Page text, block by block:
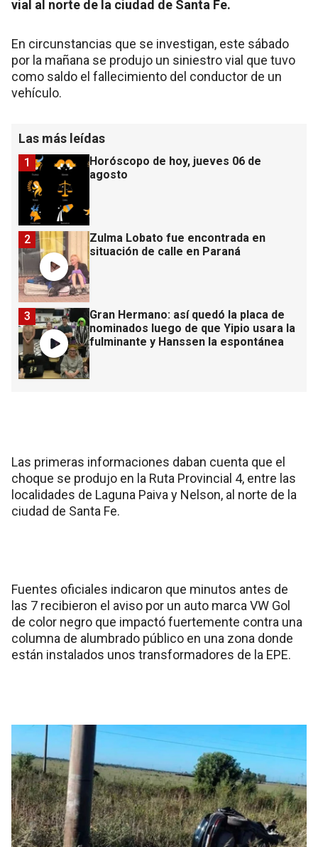
vial al norte de la ciudad de Santa Fe.
En circunstancias que se investigan, este sábado
por la mañana se produjo un siniestro vial que tuvo
como saldo el fallecimiento del conductor de un
vehículo.
Las más leídas
Horóscopo de hoy, jueves 06 de
agosto
1
Zulma Lobato fue encontrada en
situación de calle en Paraná
2
Gran Hermano: así quedó la placa de
nominados luego de que Yipio usara la
fulminante y Hanssen la espontánea
3
Las primeras informaciones daban cuenta que el
choque se produjo en la Ruta Provincial 4, entre las
localidades de Laguna Paiva y Nelson, al norte de la
ciudad de Santa Fe.
Fuentes oficiales indicaron que minutos antes de
las 7 recibieron el aviso por un auto marca VW Gol
de color negro que impactó fuertemente contra una
columna de alumbrado público en una zona donde
están instalados unos transformadores de la EPE.